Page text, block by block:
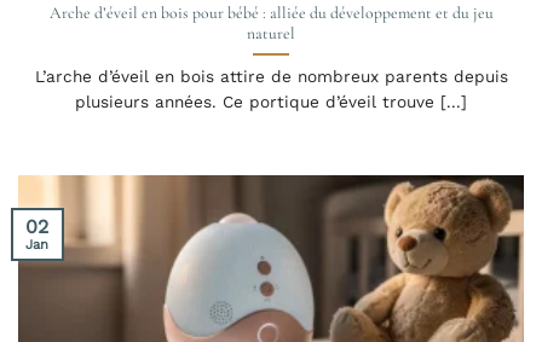
Arche d’éveil en bois pour bébé : alliée du développement et du jeu
naturel
L’arche d’éveil en bois attire de nombreux parents depuis
plusieurs années. Ce portique d’éveil trouve [...]
02
Jan